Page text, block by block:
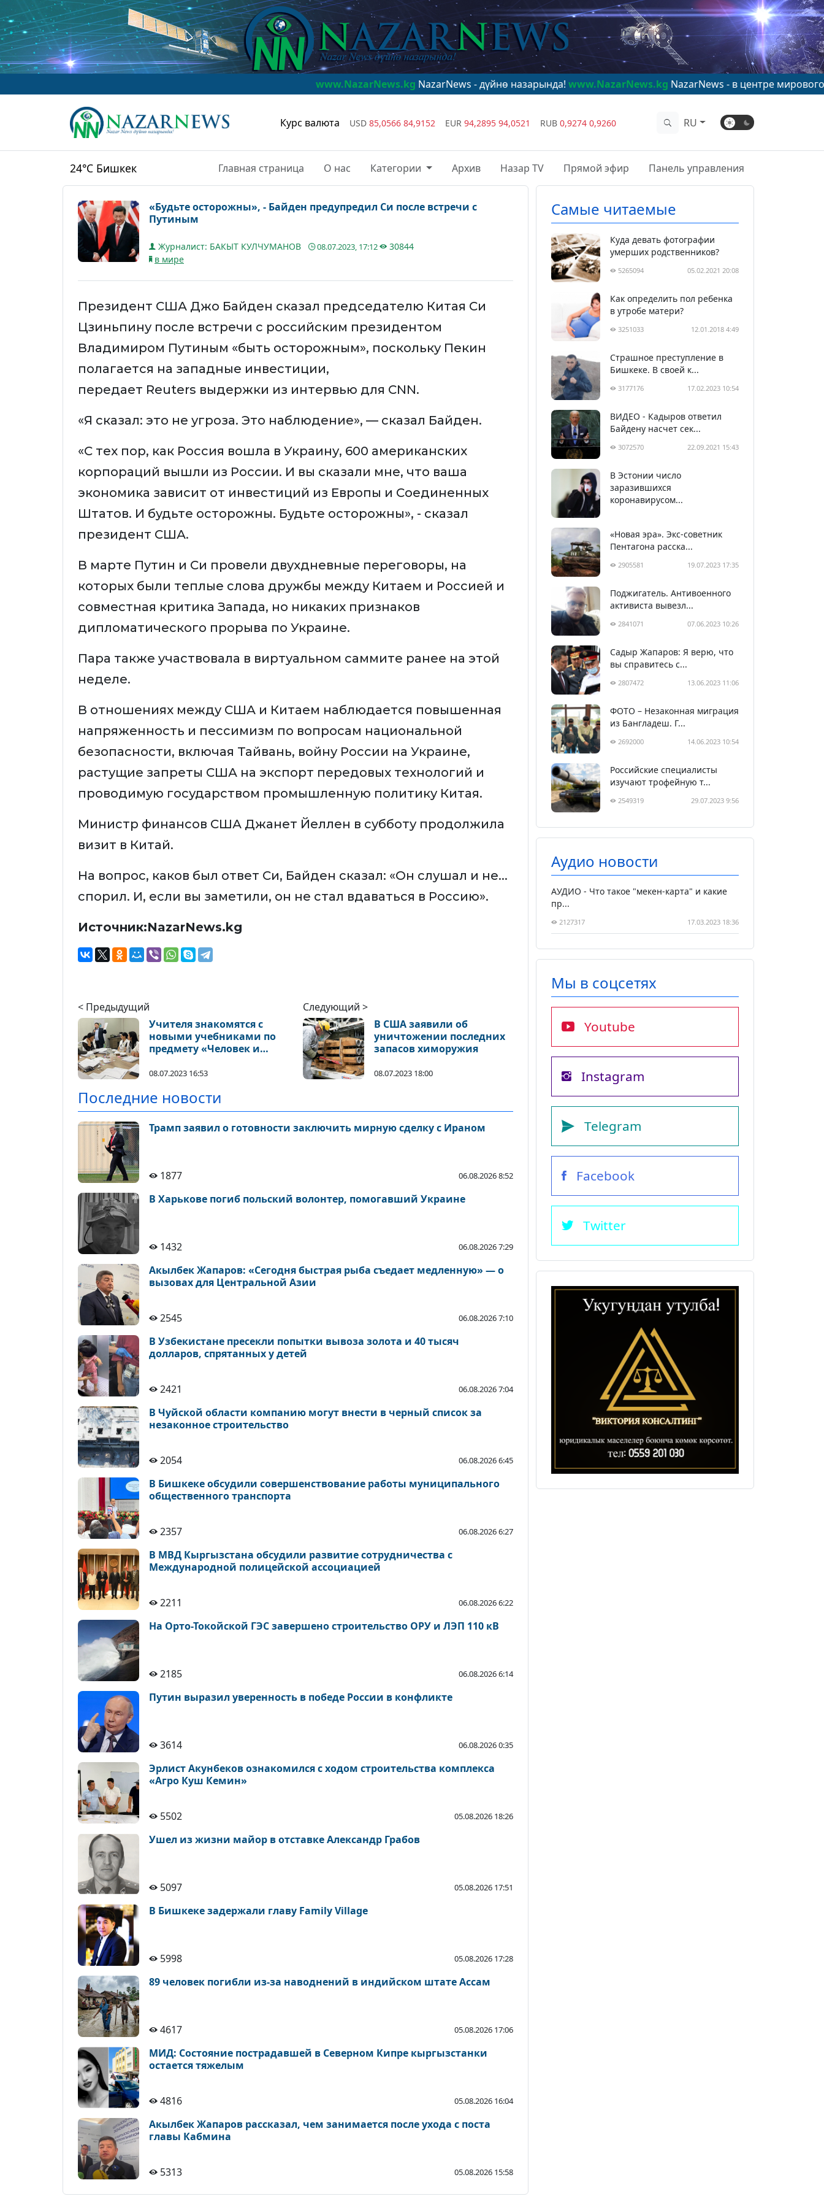
www.NazarNews.kgNazarNews - дүйнө назарында!www.NazarNews.kgNazarNews - в центре мирового внимания!
Курс валюта USD 85,0566 84,9152 EUR 94,2895 94,0521 RUB 0,9274 0,9260 RU
24°C Бишкек Главная страница О нас Категории Архив Назар TV Прямой эфир Панель управления
«Будьте осторожны», - Байден предупредил Си после встречи с
Путиным
Журналист: БАКЫТ КУЛЧУМАНОВ 08.07.2023, 17:12
30844
в мире
Президент США Джо Байден сказал председателю Китая Си
Цзиньпину после встречи с российским президентом
Владимиром Путиным «быть осторожным», поскольку Пекин
полагается на западные инвестиции,
передает Reuters выдержки из интервью для CNN.
«Я сказал: это не угроза. Это наблюдение», — сказал Байден.
«С тех пор, как Россия вошла в Украину, 600 американских
корпораций вышли из России. И вы сказали мне, что ваша
экономика зависит от инвестиций из Европы и Соединенных
Штатов. И будьте осторожны. Будьте осторожны», - сказал
президент США.
В марте Путин и Си провели двухдневные переговоры, на
которых были теплые слова дружбы между Китаем и Россией и
совместная критика Запада, но никаких признаков
дипломатического прорыва по Украине.
Пара также участвовала в виртуальном саммите ранее на этой
неделе.
В отношениях между США и Китаем наблюдается повышенная
напряженность и пессимизм по вопросам национальной
безопасности, включая Тайвань, войну России на Украине,
растущие запреты США на экспорт передовых технологий и
проводимую государством промышленную политику Китая.
Министр финансов США Джанет Йеллен в субботу продолжила
визит в Китай.
На вопрос, каков был ответ Си, Байден сказал: «Он слушал и не...
спорил. И, если вы заметили, он не стал вдаваться в Россию».
Источник:NazarNews.kg
< Предыдущий
Учителя знакомятся с
новыми учебниками по
предмету «Человек и
08.07.2023 16:53
Следующий >
В США заявили об
уничтожении последних
запасов химоружия
08.07.2023 18:00
Последние новости
Трамп заявил о готовности заключить мирную сделку с Ираном
1877 06.08.2026 8:52
В Харькове погиб польский волонтер, помогавший Украине
1432 06.08.2026 7:29
Акылбек Жапаров: «Сегодня быстрая рыба съедает медленную» — о
вызовах для Центральной Азии
2545 06.08.2026 7:10
В Узбекистане пресекли попытки вывоза золота и 40 тысяч
долларов, спрятанных у детей
2421 06.08.2026 7:04
В Чуйской области компанию могут внести в черный список за
незаконное строительство
2054 06.08.2026 6:45
В Бишкеке обсудили совершенствование работы муниципального
общественного транспорта
2357 06.08.2026 6:27
В МВД Кыргызстана обсудили развитие сотрудничества с
Международной полицейской ассоциацией
2211 06.08.2026 6:22
На Орто-Токойской ГЭС завершено строительство ОРУ и ЛЭП 110 кВ
2185 06.08.2026 6:14
Путин выразил уверенность в победе России в конфликте
3614 06.08.2026 0:35
Эрлист Акунбеков ознакомился с ходом строительства комплекса
«Агро Куш Кемин»
5502 05.08.2026 18:26
Ушел из жизни майор в отставке Александр Грабов
5097 05.08.2026 17:51
В Бишкеке задержали главу Family Village
5998 05.08.2026 17:28
89 человек погибли из-за наводнений в индийском штате Ассам
4617 05.08.2026 17:06
МИД: Состояние пострадавшей в Северном Кипре кыргызстанки
остается тяжелым
4816 05.08.2026 16:04
Акылбек Жапаров рассказал, чем занимается после ухода с поста
главы Кабмина
5313 05.08.2026 15:58
Самые читаемые
Куда девать фотографии
умерших родственников?
5265094 05.02.2021 20:08
Как определить пол ребенка
в утробе матери?
3251033 12.01.2018 4:49
Страшное преступление в
Бишкеке. В своей к...
3177176 17.02.2023 10:54
ВИДЕО - Кадыров ответил
Байдену насчет сек...
3072570 22.09.2021 15:43
В Эстонии число
заразившихся
коронавирусом...
«Новая эра». Экс-советник
Пентагона расска...
2905581 19.07.2023 17:35
Поджигатель. Антивоенного
активиста вывезл...
2841071 07.06.2023 10:26
Садыр Жапаров: Я верю, что
вы справитесь с...
2807472 13.06.2023 11:06
ФОТО – Незаконная миграция
из Бангладеш. Г...
2692000 14.06.2023 10:54
Российские специалисты
изучают трофейную т...
2549319 29.07.2023 9:56
Аудио новости
АУДИО - Что такое "мекен-карта" и какие
пр...
2127317 17.03.2023 18:36
Мы в соцсетях
Youtube
Instagram
Telegram
Facebook
Twitter